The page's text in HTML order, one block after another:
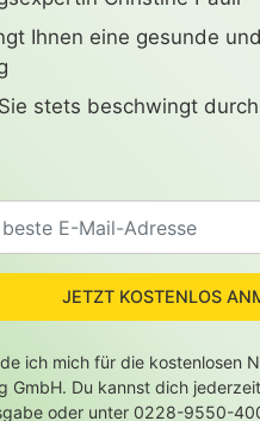
Ihnen eine gesunde
stets beschwingt
JETZT KOSTENLOS
ich mich für die kostenlosen
GmbH. Du kannst dich
oder unter 0228-9550-